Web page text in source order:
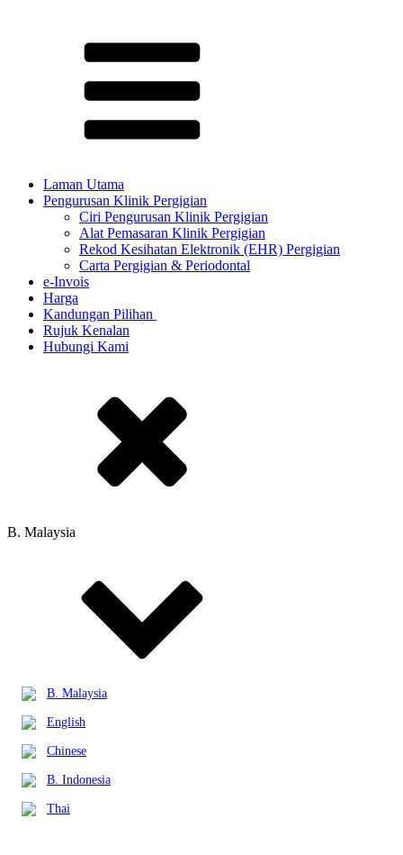
Laman Utama
Pengurusan Klinik Pergigian
Ciri Pengurusan Klinik Pergigian
Alat Pemasaran Klinik Pergigian
Rekod Kesihatan Elektronik (EHR) Pergigian
Carta Pergigian & Periodontal
e-Invois
Harga
Kandungan Pilihan ​
Rujuk Kenalan
Hubungi Kami
B. Malaysia
B. Malaysia
English
Chinese
B. Indonesia
Thai